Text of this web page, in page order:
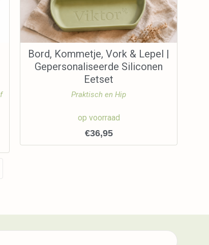
Bord, Kommetje, Vork & Lepel |
Gepersonaliseerde Siliconen
Eetset
Praktisch en Hip
op voorraad
€36,95